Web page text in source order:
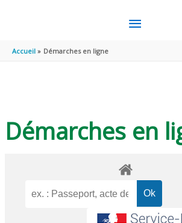
MENU
Accueil Démarches en ligne
Démarches en